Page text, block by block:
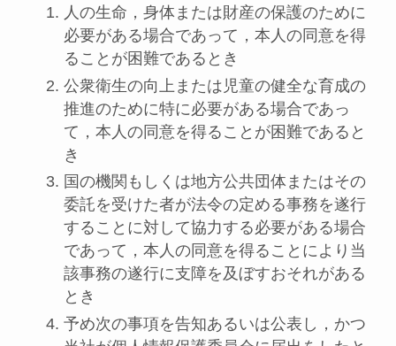
人の生命，身体または財産の保護のために
必要がある場合であって，本人の同意を得
ることが困難であるとき
公衆衛生の向上または児童の健全な育成の
推進のために特に必要がある場合であっ
て，本人の同意を得ることが困難であると
き
国の機関もしくは地方公共団体またはその
委託を受けた者が法令の定める事務を遂行
することに対して協力する必要がある場合
であって，本人の同意を得ることにより当
該事務の遂行に支障を及ぼすおそれがある
とき
予め次の事項を告知あるいは公表し，かつ